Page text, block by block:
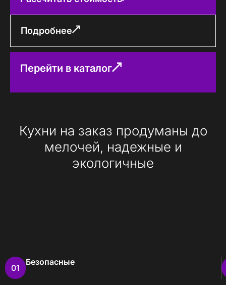
Подробнее
Перейти в каталог
Кухни на заказ продуманы до
мелочей, надежные и
экологичные
01
Безопасные